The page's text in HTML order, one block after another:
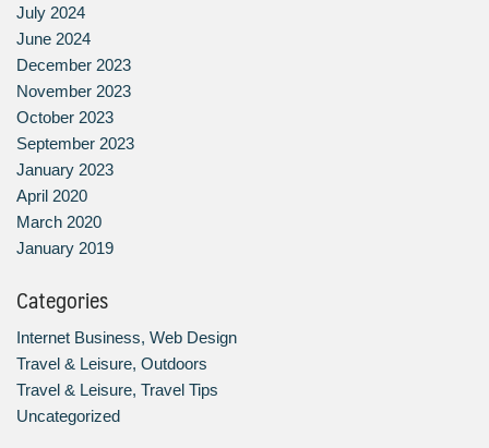
July 2024
June 2024
December 2023
November 2023
October 2023
September 2023
January 2023
April 2020
March 2020
January 2019
Categories
Internet Business, Web Design
Travel & Leisure, Outdoors
Travel & Leisure, Travel Tips
Uncategorized